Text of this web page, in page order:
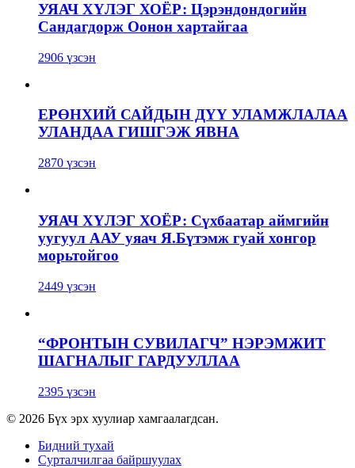
УЯАЧ ХҮЛЭГ ХОЁР: Цэрэндондогийн
Сандагдорж Оонон хартайгаа
2906 үзсэн
ЕРӨНХИЙ САЙДЫН ДҮҮ УЛАМЖЛАЛАА
УЛАНДАА ГИШГЭЖ ЯВНА
2870 үзсэн
УЯАЧ ХҮЛЭГ ХОЁР: Сүхбаатар аймгийн
уугуул ААУ уяач Я.Бүтэмж гуай хонгор
морьтойгоо
2449 үзсэн
“ФРОНТЫН СУВИЛАГЧ” НЭРЭМЖИТ
ШАГНАЛЫГ ГАРДУУЛЛАА
2395 үзсэн
© 2026 Бүх эрх хуулиар хамгаалагдсан.
Бидний тухай
Сурталчилгаа байршуулах